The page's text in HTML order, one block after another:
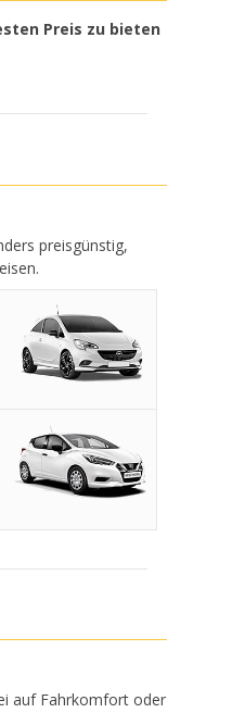
Preis zu bieten
preisgünstig,
auf Fahrkomfort oder